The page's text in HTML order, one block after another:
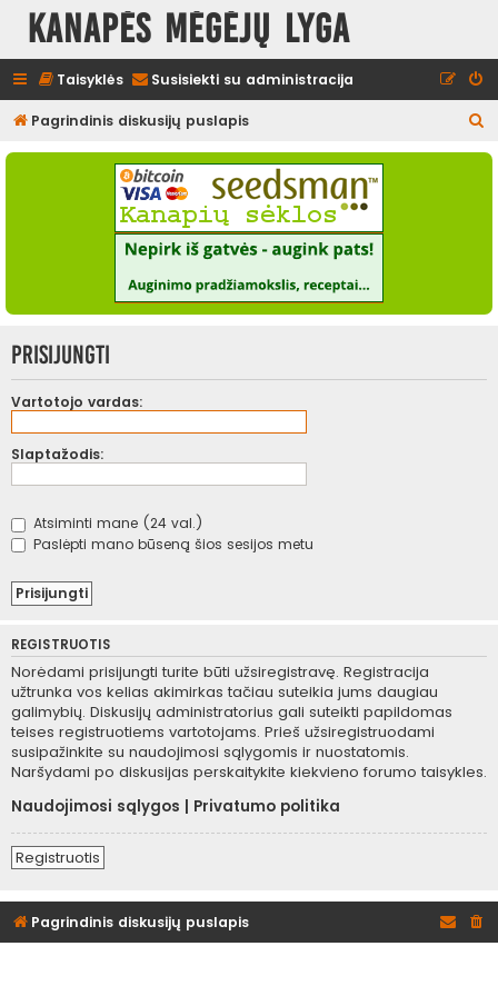
Kanapės mėgėjų lyga
Taisyklės Susisiekti su administracija
Pagrindinis diskusijų puslapis
e
Prisijungti
Vartotojo vardas:
Slaptažodis:
Atsiminti mane (24 val.)
Paslėpti mano būseną šios sesijos metu
REGISTRUOTIS
Norėdami prisijungti turite būti užsiregistravę. Registracija
užtrunka vos kelias akimirkas tačiau suteikia jums daugiau
galimybių. Diskusijų administratorius gali suteikti papildomas
teises registruotiems vartotojams. Prieš užsiregistruodami
susipažinkite su naudojimosi sąlygomis ir nuostatomis.
Naršydami po diskusijas perskaitykite kiekvieno forumo taisykles.
Naudojimosi sąlygos
Privatumo politika
Registruotis
Pagrindinis diskusijų puslapis